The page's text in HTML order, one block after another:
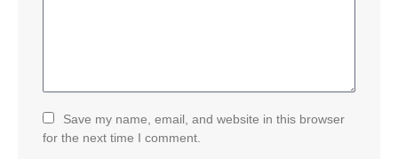
Save my name, email, and website in this browser
for the next time I comment.